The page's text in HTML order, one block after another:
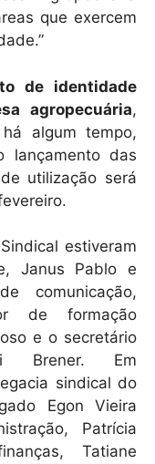
que exercem
de identidade
agropecuária,
algum tempo,
lançamento das
utilização será
estiveram
Janus Pablo e
comunicação,
de formação
e o secretário
Brener. Em
sindical do
Egon Vieira
Patrícia
Tatiane